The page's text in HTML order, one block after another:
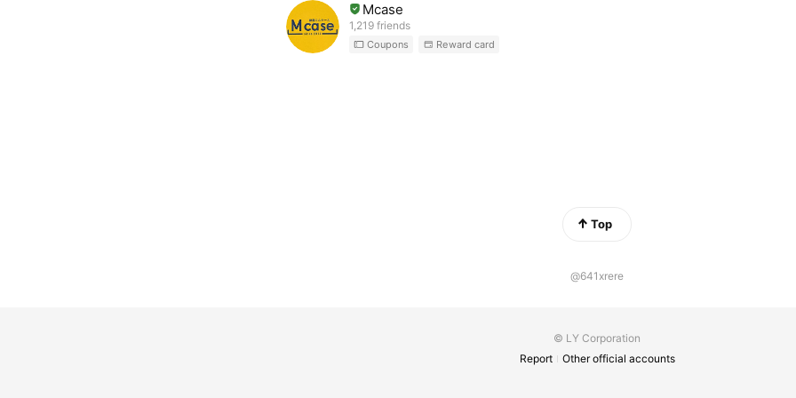
Mcase
1,219 friends
Coupons Reward card
Top
@641xrere
© LY Corporation
Report
Other official accounts